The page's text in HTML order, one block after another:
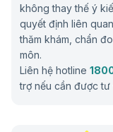
không thay thế ý
quyết định liên
thăm khám, chẩn
môn.
Liên hệ hotline
trợ nếu cần được tư